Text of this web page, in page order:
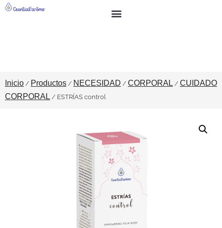
Inicio / Productos / NECESIDAD / CORPORAL / CUIDADO
CORPORAL / ESTRÍAS control